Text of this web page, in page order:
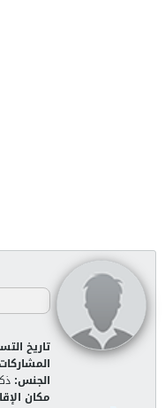
تاريخ
الجنس:
مكان